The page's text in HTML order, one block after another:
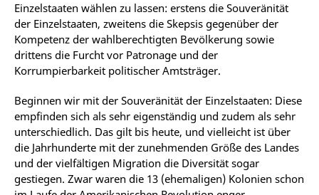
Einzelstaaten wählen zu lassen: erstens die Souveränität
der Einzelstaaten, zweitens die Skepsis gegenüber der
Kompetenz der wahlberechtigten Bevölkerung sowie
drittens die Furcht vor Patronage und der
Korrumpierbarkeit politischer Amtsträger.
Beginnen wir mit der Souveränität der Einzelstaaten: Diese
empfinden sich als sehr eigenständig und zudem als sehr
unterschiedlich. Das gilt bis heute, und vielleicht ist über
die Jahrhunderte mit der zunehmenden Größe des Landes
und der vielfältigen Migration die Diversität sogar
gestiegen. Zwar waren die 13 (ehemaligen) Kolonien schon